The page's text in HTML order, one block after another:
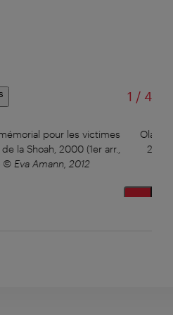
1 /sur
4
pour les victimes
la Shoah, 2000 (1er arr.,
© Eva Amann, 2012
Olafur
2008